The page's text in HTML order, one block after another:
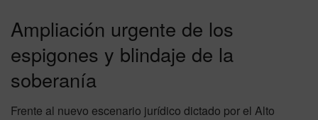
Ampliación urgente de los
espigones y blindaje de la
soberanía
Frente al nuevo escenario jurídico dictado por el Alto